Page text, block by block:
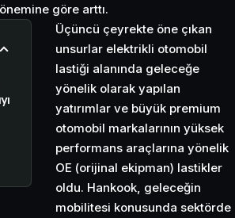
göre arttı.
Üçüncü çeyrekte öne çıkan
unsurlar elektrikli otomobil
lastiği alanında geleceğe
yönelik olarak yapılan
yatırımlar ve büyük premium
otomobil markalarının yüksek
performans araçlarına yönelik
OE (orijinal ekipman) lastikler
oldu. Hankook, geleceğin
mobilitesi konusunda sektörde